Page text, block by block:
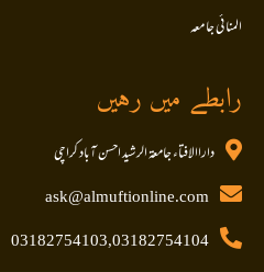
المنا ئی جا معہ
رابطے میں رہیں
داراالافتاء جامعۃ الرشید احسن آباد کراچی
ask@almuftionline.com
03182754103,03182754104